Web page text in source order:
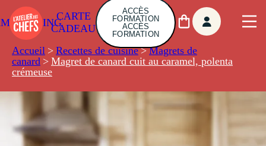
CARTE
CADEAU
ACCÈS
FORMATION
ACCÈS
FORMATION
Accueil > Recettes de cuisine > Magrets de
canard > Magret de canard cuit au caramel, polenta
crémeuse